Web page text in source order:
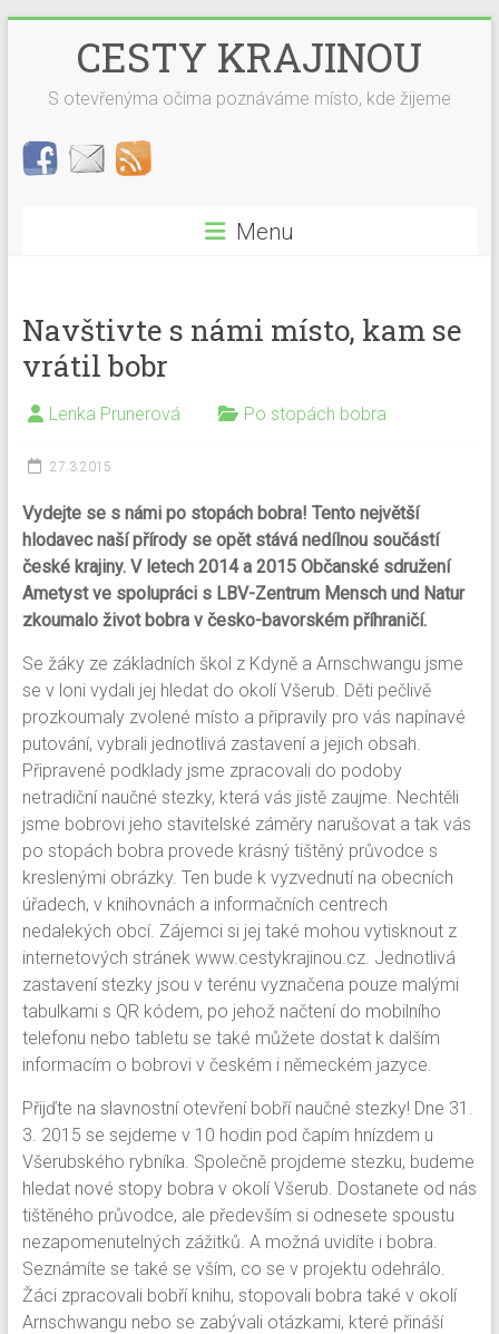
CESTY KRAJINOU
S otevřenýma očima poznáváme místo, kde žijeme
Menu
Navštivte s námi místo, kam se
vrátil bobr
Lenka Prunerová Po stopách bobra
27.3.2015
Vydejte se s námi po stopách bobra! Tento největší
hlodavec naší přírody se opět stává nedílnou součástí
české krajiny. V letech 2014 a 2015 Občanské sdružení
Ametyst ve spolupráci s LBV-Zentrum Mensch und Natur
zkoumalo život bobra v česko-bavorském příhraničí.
Se žáky ze základních škol z Kdyně a Arnschwangu jsme
se v loni vydali jej hledat do okolí Všerub. Děti pečlivě
prozkoumaly zvolené místo a připravily pro vás napínavé
putování, vybrali jednotlivá zastavení a jejich obsah.
Připravené podklady jsme zpracovali do podoby
netradiční naučné stezky, která vás jistě zaujme. Nechtěli
jsme bobrovi jeho stavitelské záměry narušovat a tak vás
po stopách bobra provede krásný tištěný průvodce s
kreslenými obrázky. Ten bude k vyzvednutí na obecních
úřadech, v knihovnách a informačních centrech
nedalekých obcí. Zájemci si jej také mohou vytisknout z
internetových stránek www.cestykrajinou.cz. Jednotlivá
zastavení stezky jsou v terénu vyznačena pouze malými
tabulkami s QR kódem, po jehož načtení do mobilního
telefonu nebo tabletu se také můžete dostat k dalším
informacím o bobrovi v českém i německém jazyce.
Přijďte na slavnostní otevření bobří naučné stezky! Dne 31.
3. 2015 se sejdeme v 10 hodin pod čapím hnízdem u
Všerubského rybníka. Společně projdeme stezku, budeme
hledat nové stopy bobra v okolí Všerub. Dostanete od nás
tištěného průvodce, ale především si odnesete spoustu
nezapomenutelných zážitků. A možná uvidíte i bobra.
Seznámíte se také se vším, co se v projektu odehrálo.
Žáci zpracovali bobří knihu, stopovali bobra také v okolí
Arnschwangu nebo se zabývali otázkami, které přináší